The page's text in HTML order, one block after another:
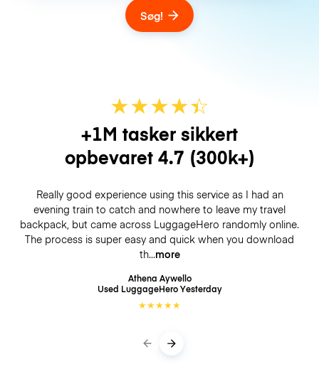
Søg!
★★★★☆
★
+1M tasker sikkert
opbevaret 4.7 (300k+)
Really good experience using this service as I had an
evening train to catch and nowhere to leave my travel
backpack, but came across LuggageHero randomly online.
The process is super easy and quick when you download
th more
Athena Aywello
Used LuggageHeroYesterday
★★★★★